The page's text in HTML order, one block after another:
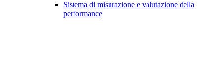
Sistema di misurazione e valutazione della
performance